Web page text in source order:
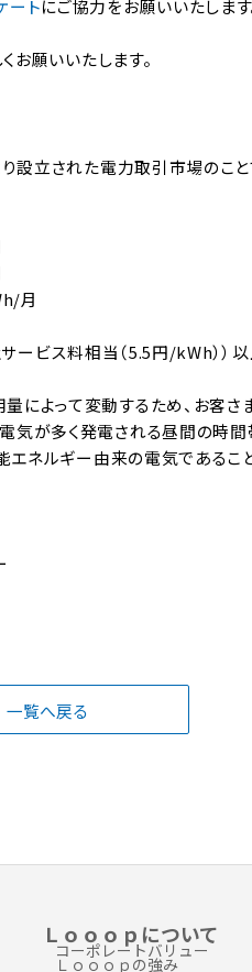
ートにご協力をお願いいたします
お願いいたします。
立された電力取引市場のこと
月
ビス料相当（5.5円/kWh））
よって変動するため、お客さ
が多く発電される昼間の時
エネルギー由来の電気である
一覧へ戻る
Ｌｏｏｏｐについて
コーポレートバリュー
Ｌｏｏｏｐの強み